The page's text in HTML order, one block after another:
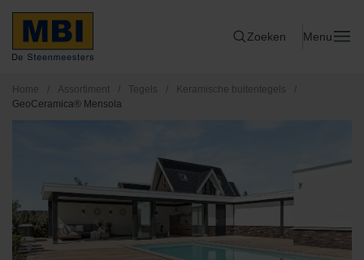
Zoeken Menu
Home / Assortiment / Tegels / Keramische buitentegels
/
GeoCeramica® Mensola